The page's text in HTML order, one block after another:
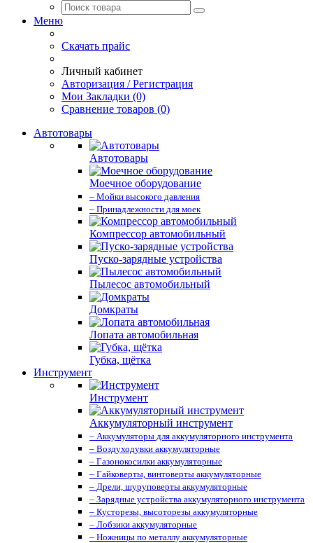
Меню
Скачать прайс
Личный кабинет
Авторизация / Регистрация
Мои Закладки (0)
Сравнение товаров (0)
Автотовары
Автотовары
Моечное оборудование
– Мойки высокого давления
– Принадлежности для моек
Компрессор автомобильный
Пуско-зарядные устройства
Пылесос автомобильный
Домкраты
Лопата автомобильная
Губка, щётка
Инструмент
Инструмент
Аккумуляторный инструмент
– Аккумуляторы для аккумуляторного инструмента
– Воздуходувки аккумуляторные
– Газонокосилки аккумуляторные
– Гайковерты, винтоверты аккумуляторные
– Дрели, шуруповерты аккумуляторные
– Зарядные устройства аккумуляторного инструмента
– Кусторезы, высоторезы аккумуляторные
– Лобзики аккумуляторные
– Ножницы по металлу аккумуляторные